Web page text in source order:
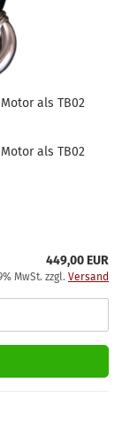
als TB02
als TB02
449,00 EUR
MwSt. zzgl. Versand